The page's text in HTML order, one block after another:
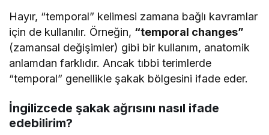
Hayır, “temporal” kelimesi zamana bağlı kavramlar
için de kullanılır. Örneğin, “temporal changes”
(zamansal değişimler) gibi bir kullanım, anatomik
anlamdan farklıdır. Ancak tıbbi terimlerde
“temporal” genellikle şakak bölgesini ifade eder.
İngilizcede şakak ağrısını nasıl ifade
edebilirim?